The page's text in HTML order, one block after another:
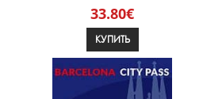
33.80€
КУПИТЬ